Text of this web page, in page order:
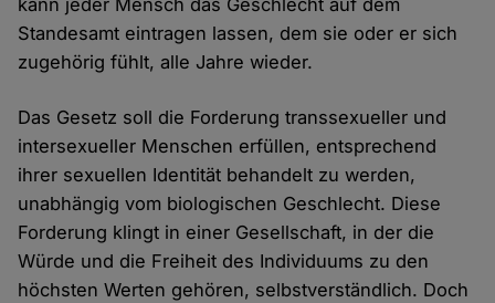
kann jeder Mensch das Geschlecht auf dem
Standesamt eintragen lassen, dem sie oder er sich
zugehörig fühlt, alle Jahre wieder.
Das Gesetz soll die Forderung transsexueller und
intersexueller Menschen erfüllen, entsprechend
ihrer sexuellen Identität behandelt zu werden,
unabhängig vom biologischen Geschlecht. Diese
Forderung klingt in einer Gesellschaft, in der die
Würde und die Freiheit des Individuums zu den
höchsten Werten gehören, selbstverständlich. Doch